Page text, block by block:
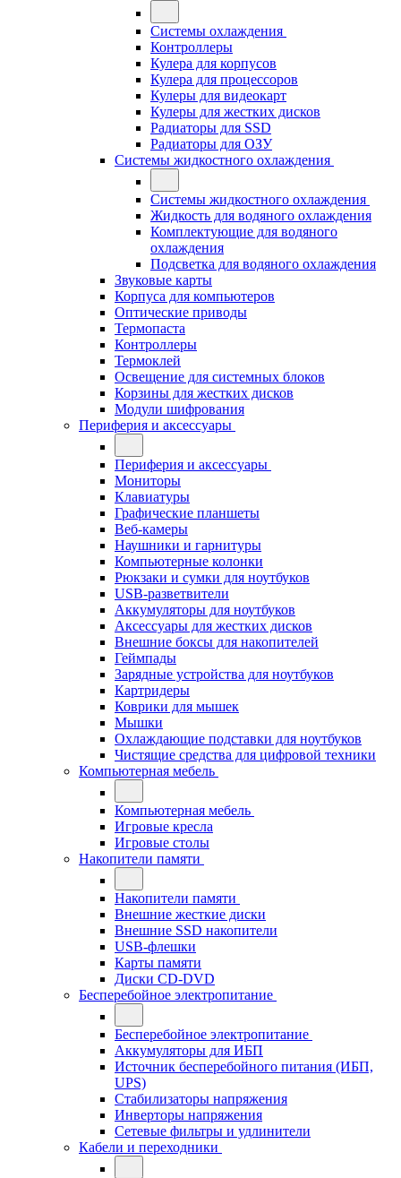
Системы охлаждения
Контроллеры
Кулера для корпусов
Кулера для процессоров
Кулеры для видеокарт
Кулеры для жестких дисков
Радиаторы для SSD
Радиаторы для ОЗУ
Системы жидкостного охлаждения
Системы жидкостного охлаждения
Жидкость для водяного охлаждения
Комплектующие для водяного
охлаждения
Подсветка для водяного охлаждения
Звуковые карты
Корпуса для компьютеров
Оптические приводы
Термопаста
Контроллеры
Термоклей
Освещение для системных блоков
Корзины для жестких дисков
Модули шифрования
Периферия и аксессуары
Периферия и аксессуары
Мониторы
Клавиатуры
Графические планшеты
Веб-камеры
Наушники и гарнитуры
Компьютерные колонки
Рюкзаки и сумки для ноутбуков
USB-разветвители
Аккумуляторы для ноутбуков
Аксессуары для жестких дисков
Внешние боксы для накопителей
Геймпады
Зарядные устройства для ноутбуков
Картридеры
Коврики для мышек
Мышки
Охлаждающие подставки для ноутбуков
Чистящие средства для цифровой техники
Компьютерная мебель
Компьютерная мебель
Игровые кресла
Игровые столы
Накопители памяти
Накопители памяти
Внешние жесткие диски
Внешние SSD накопители
USB-флешки
Карты памяти
Диски CD-DVD
Бесперебойное электропитание
Бесперебойное электропитание
Аккумуляторы для ИБП
Источник бесперебойного питания (ИБП,
UPS)
Стабилизаторы напряжения
Инверторы напряжения
Сетевые фильтры и удлинители
Кабели и переходники